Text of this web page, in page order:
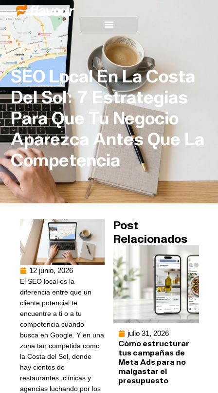
SEO Local En La Costa
Del Sol: 7 Estrategias
Para Que Tu Negocio
Aparezca Antes Que La
Competencia
12 junio, 2026
El SEO local es la
diferencia entre que un
cliente potencial te
encuentre a ti o a tu
competencia cuando
busca en Google. Y en una
zona tan competida como
la Costa del Sol, donde
hay cientos de
restaurantes, clínicas y
agencias luchando por los
Post
Relacionados
julio 31, 2026
Cómo estructurar
tus campañas de
Meta Ads para no
malgastar el
presupuesto